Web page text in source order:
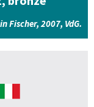
Fischer, 2007, VdG.